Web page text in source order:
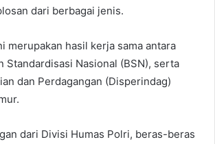
dari berbagai jenis.
merupakan hasil kerja sama antara
Standardisasi Nasional (BSN), serta
dan Perdagangan (Disperindag)
dari Divisi Humas Polri, beras-beras